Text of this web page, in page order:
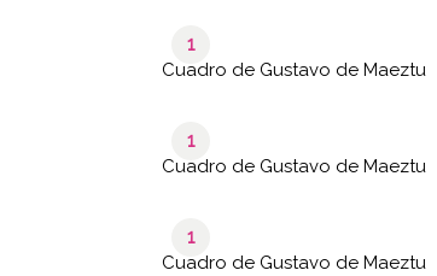
1
Cuadro de Gustavo de Maeztu
1
Cuadro de Gustavo de Maeztu
1
Cuadro de Gustavo de Maeztu